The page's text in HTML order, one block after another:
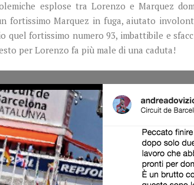
esplose tra Lorenzo e Marquez
fortissimo Marquez in fuga, aiutato
fortissimo numero 93, imbattibile e
per Lorenzo fa più male di una caduta!